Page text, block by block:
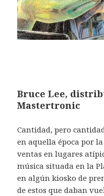
Bruce Lee,
Mastertronic
Cantidad, pero
en aquella época por
ventas en lugares
música situada en la
en algún kiosko de
de estos que daban